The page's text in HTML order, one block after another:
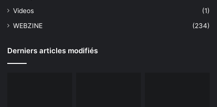
Videos
(1)
WEBZINE
(234)
Derniers articles modifiés